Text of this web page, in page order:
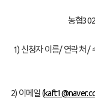
농협
1) 신청자 이름/ 연락처 /
2) 이메일 (